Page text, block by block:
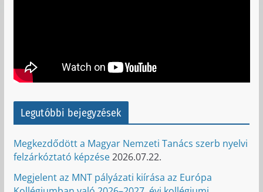
Legutóbbi bejegyzések
Megkezdődött a Magyar Nemzeti Tanács szerb nyelvi
felzárkóztató képzése2026.07.22.
Megjelent az MNT pályázati kiírása az Európa